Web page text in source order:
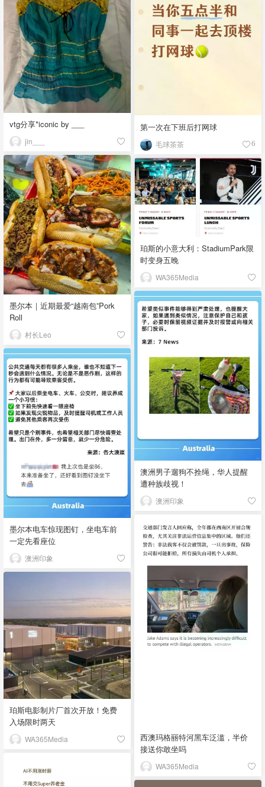
第一次在下班后打网球
毛球茶茶 6
vtg分享*iconic by ___
jin___
墨尔本｜近期最爱“越南包”Pork
Roll
村长Leo
珀斯的小意大利：StadiumPark限
时变身五晚
WA365Media
澳洲男子遛狗不拴绳，华人提醒
遭种族歧视！
澳洲印象
墨尔本电车惊现图钉，坐电车前
一定先看座位
澳洲印象
西澳玛格丽特河黑车泛滥，半价
接送你敢坐吗
WA365Media
珀斯电影制片厂首次开放！免费
入场限时两天
WA365Media